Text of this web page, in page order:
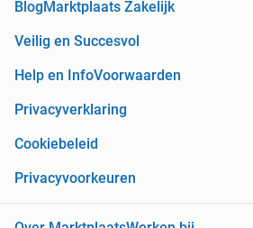
BlogMarktplaats Zakelijk
Veilig en Succesvol
Help en InfoVoorwaarden
Privacyverklaring
Cookiebeleid
Privacyvoorkeuren